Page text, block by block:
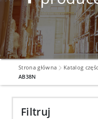
Strona główna Katalog
AB38N
Filtruj